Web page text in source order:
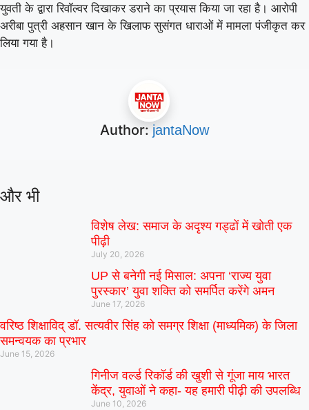
युवती के द्वारा रिवॉल्वर दिखाकर डराने का प्रयास किया जा रहा है। आरोपी
अरीबा पुत्री अहसान खान के खिलाफ सुसंगत धाराओं में मामला पंजीकृत कर
लिया गया है।
Author: jantaNow
और भी
विशेष लेख: समाज के अदृश्य गड्ढों में खोती एक
पीढ़ी
July 20, 2026
UP से बनेगी नई मिसाल: अपना ‘राज्य युवा
पुरस्कार’ युवा शक्ति को समर्पित करेंगे अमन
June 17, 2026
वरिष्ठ शिक्षाविद् डॉ. सत्यवीर सिंह को समग्र शिक्षा (माध्यमिक) के जिला
समन्वयक का प्रभार
June 15, 2026
गिनीज वर्ल्ड रिकॉर्ड की खुशी से गूंजा माय भारत
केंद्र, युवाओं ने कहा- यह हमारी पीढ़ी की उपलब्धि
June 10, 2026